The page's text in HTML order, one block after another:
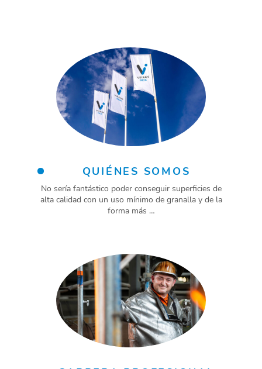
QUIÉNES SOMOS
No sería fantástico poder conseguir superficies de
alta calidad con un uso mínimo de granalla y de la
forma más …